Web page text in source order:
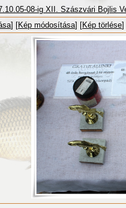
08-ig XII. Szászvári Bojlis
] [Kép módosítása] [Kép törlése]